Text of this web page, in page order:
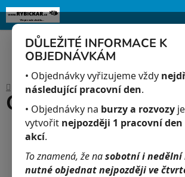
DŮLEŽITÉ INFORMACE K
OBJEDNÁVKÁM
• Objednávky vyřizujeme vždy
následující pracovní den.
• Objednávky na burzy a rozvozy
vytvořit nejpozději 1 pracovní
akcí.
To znamená, že nasobotní i nedělní
nutné objednat nejpozději ve
Upozorňujeme, že uvedená skladová dostupnost je
lišit podle aktuálních objednávek a prodeje v
obsah
DomůAkvaristika / Clear aqua 100 ml
Clear aqua 100 ml